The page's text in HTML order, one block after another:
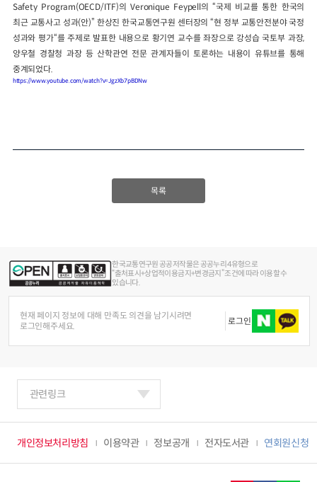
Safety Program(OECD/ITF)의 Veronique Feypell의 “국제 비교를 통한 한국의
최근 교통사고 성과(안)” 한상진 한국교통연구원 센터장의 “현 정부 교통안전분야 국정
성과와 평가“를 주제로 발표한 내용으로 황기연 교수를 좌장으로 강성습 국토부 과장,
양우철 경찰청 과장 등 산학관연 전문 관계자들이 토론하는 내용이 유튜브를 통해
중계되었다.
https://www.youtube.com/watch?v=JgzXb7pBDNw
목록
한국교통연구원 공공저작물은 공공누리 4유형으로
“출처표시+상업적이용금지+변경금지” 조건에 따라 이용할 수
있습니다.
현재 페이지 정보에 대해 만족도 의견을 남기시려면
로그인해주세요.
로그인
개인정보처리방침 이용약관 정보공개 전자도서관 연회원신청
관련링크